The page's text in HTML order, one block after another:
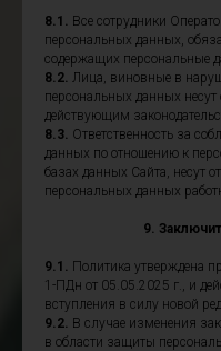
8.1. Все сотрудники
персональных данных,
содержащих персональные
8.2. Лица, виновные в
персональных данных несут
действующим
8.3. Ответственность за
данных по отношению к
базах данных Сайта, несут
персональных данных
9.
9.1. Политика утверждена
1-ПДн от 05.05.2025 г., и
вступления в силу новой
9.2. В случае изменения
в области защиты